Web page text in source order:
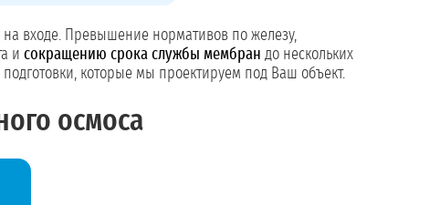
на входе. Превышение нормативов по железу,
и сокращению срока службы мембран до нескольких
которые мы проектируем под Ваш объект.
осмоса